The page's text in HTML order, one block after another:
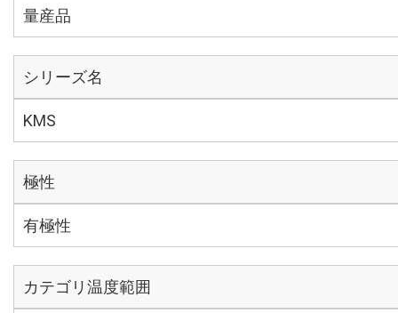
量産品
シリーズ名
KMS
極性
有極性
カテゴリ温度範囲